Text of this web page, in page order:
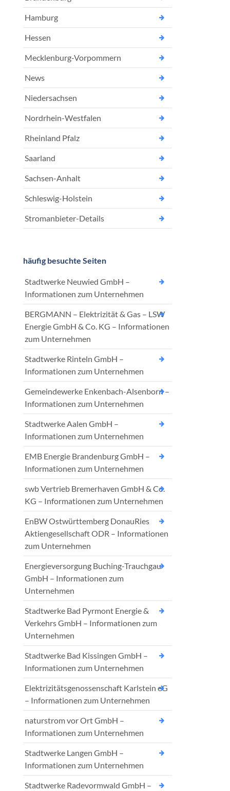
Hamburg
Hessen
Mecklenburg-Vorpommern
News
Niedersachsen
Nordrhein-Westfalen
Rheinland Pfalz
Saarland
Sachsen-Anhalt
Schleswig-Holstein
Stromanbieter-Details
häufig besuchte Seiten
Stadtwerke Neuwied GmbH –
Informationen zum Unternehmen
BERGMANN – Elektrizität & Gas – LSW
Energie GmbH & Co. KG – Informationen
zum Unternehmen
Stadtwerke Rinteln GmbH –
Informationen zum Unternehmen
Gemeindewerke Enkenbach-Alsenborn –
Informationen zum Unternehmen
Stadtwerke Aalen GmbH –
Informationen zum Unternehmen
EMB Energie Brandenburg GmbH –
Informationen zum Unternehmen
swb Vertrieb Bremerhaven GmbH & Co.
KG – Informationen zum Unternehmen
EnBW Ostwürttemberg DonauRies
Aktiengesellschaft ODR – Informationen
zum Unternehmen
Energieversorgung Buching-Trauchgau
GmbH – Informationen zum
Unternehmen
Stadtwerke Bad Pyrmont Energie &
Verkehrs GmbH – Informationen zum
Unternehmen
Stadtwerke Bad Kissingen GmbH –
Informationen zum Unternehmen
Elektrizitätsgenossenschaft Karlstein eG
– Informationen zum Unternehmen
naturstrom vor Ort GmbH –
Informationen zum Unternehmen
Stadtwerke Langen GmbH –
Informationen zum Unternehmen
Stadtwerke Radevormwald GmbH –